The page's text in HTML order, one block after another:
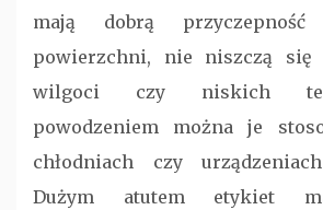
mają dobrą
powierzchni, nie niszczą się
wilgoci czy niskich
powodzeniem można je
chłodniach czy
Dużym atutem etykiet